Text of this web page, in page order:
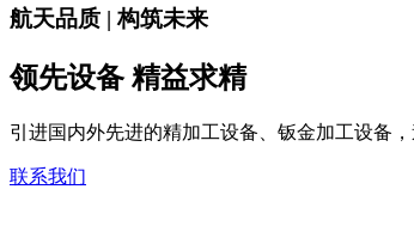
航天品质 | 构筑未来
领先设备 精益求精
引进国内外先进的精加工设备、钣金加工设备
联系我们